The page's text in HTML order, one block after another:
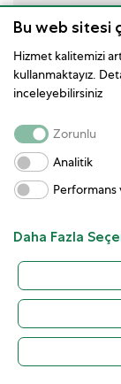
Tudor
Tudor 1926
Bu web sitesi
Hizmet kalitemizi
kullanmaktayız.
inceleyebilirsiniz
Zorunlu
Analitik
Performans
Daha Fazla